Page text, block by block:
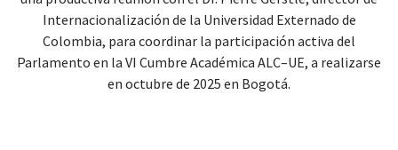
Internacionalización de la Universidad Externado de
Colombia, para coordinar la participación activa del
Parlamento en la VI Cumbre Académica ALC–UE, a realizarse
en octubre de 2025 en Bogotá.